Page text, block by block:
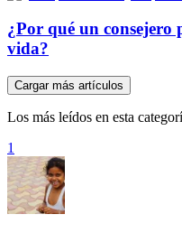
¿Por qué un consejero
vida?
Cargar más artículos
Los más leídos en esta
1